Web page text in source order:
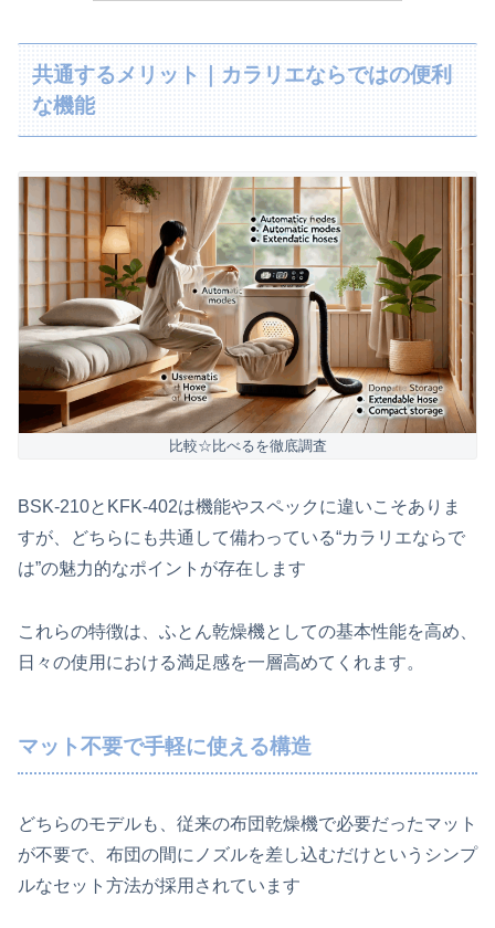
共通するメリット｜カラリエならではの便利
な機能
比較☆比べるを徹底調査
BSK-210とKFK-402は機能やスペックに違いこそありま
すが、どちらにも共通して備わっている“カラリエならで
は”の魅力的なポイントが存在します
これらの特徴は、ふとん乾燥機としての基本性能を高め、
日々の使用における満足感を一層高めてくれます。
マット不要で手軽に使える構造
どちらのモデルも、従来の布団乾燥機で必要だったマット
が不要で、布団の間にノズルを差し込むだけというシンプ
ルなセット方法が採用されています